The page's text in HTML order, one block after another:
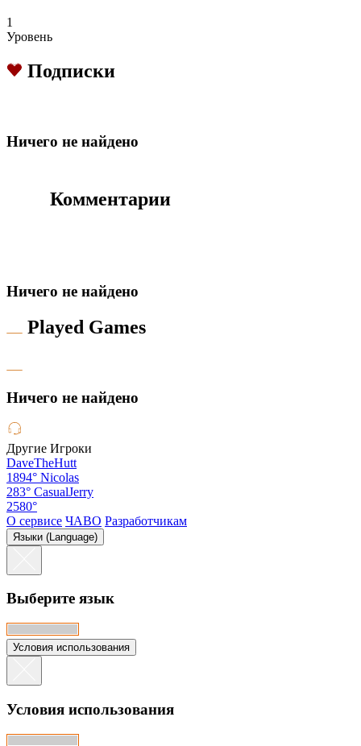
1
Уровень
Подписки
Hичего не найдено
Комментарии
Hичего не найдено
Played Games
Hичего не найдено
Другие Игроки
DaveTheHutt
1894° Nicolas
283° CasualJerry
2580°
О сервисе ЧАВО Разработчикам
Языки (Language)
Выберите язык
Условия использования
Условия использования